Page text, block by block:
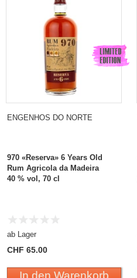
ENGENHOS DO NORTE
970 «Reserva» 6 Years Old
Rum Agricola da Madeira
40 % vol, 70 cl
ab Lager
CHF 65.00
In den Warenkorb